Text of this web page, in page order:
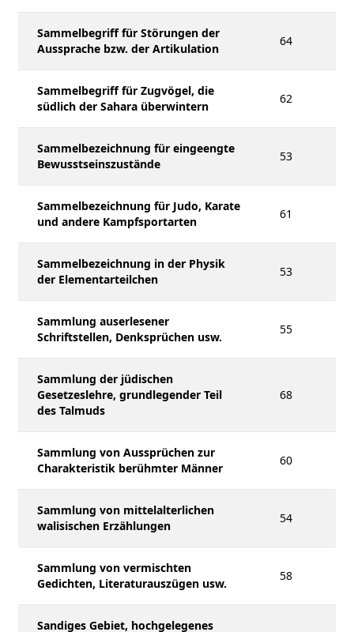
Sammelbegriff für Störungen der
Aussprache bzw. der Artikulation
64
Sammelbegriff für Zugvögel, die
südlich der Sahara überwintern
62
Sammelbezeichnung für eingeengte
Bewusstseinszustände
53
Sammelbezeichnung für Judo, Karate
und andere Kampfsportarten
61
Sammelbezeichnung in der Physik
der Elementarteilchen
53
Sammlung auserlesener
Schriftstellen, Denksprüchen usw.
55
Sammlung der jüdischen
Gesetzeslehre, grundlegender Teil
des Talmuds
68
Sammlung von Aussprüchen zur
Charakteristik berühmter Männer
60
Sammlung von mittelalterlichen
walisischen Erzählungen
54
Sammlung von vermischten
Gedichten, Literaturauszügen usw.
58
Sandiges Gebiet, hochgelegenes